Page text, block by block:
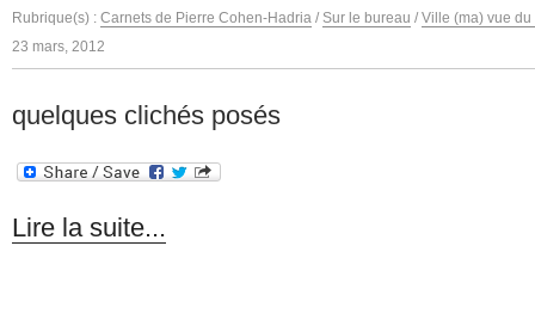
Rubrique(s) : Carnets de Pierre Cohen-Hadria / Sur le bureau / Ville (ma) vue du
23 mars, 2012
quelques clichés posés
Lire la suite...